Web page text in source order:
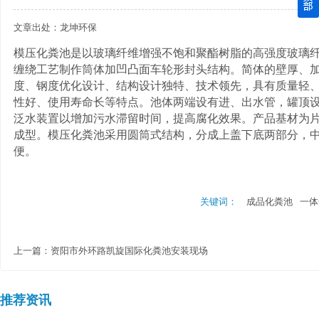
关于重庆玻璃钢化粪池的这些基础知识你都记住了吗？
四川玻璃钢化粪池选购时应该如何进行挑选？
在安装绵阳玻璃钢化粪池时可能遇到这些难题
使用成都玻璃钢化粪池的七大好处你都记住了吗？
文章出处：龙坤环保
模压化粪池是以玻璃纤维增强不饱和聚酯树脂的高强度玻璃
缠绕工艺制作筒体加凹凸面车轮形封头结构。简体的壁厚、
度、钢度优化设计、结构设计独特、技术领先，具有质量轻
性好、使用寿命长等特点。池体两端设有进、出水管 ， 罐顶
泛水装置以增加污水滞留时间，提高腐化效果。 产品基材为
成型。模压化粪池采用圆筒式结构，分成上盖下底两部分，
便。
关键词： 成品化粪池 一
上一篇： 资阳市外环路凯旋国际化粪池安装现场
推荐资讯